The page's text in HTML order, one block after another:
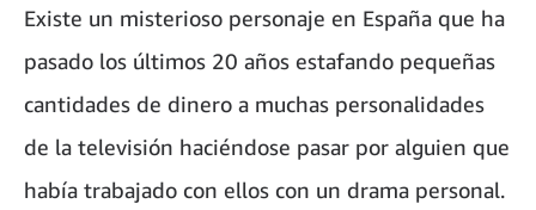
Existe un misterioso personaje en España que ha
pasado los últimos 20 años estafando pequeñas
cantidades de dinero a muchas personalidades
de la televisión haciéndose pasar por alguien que
había trabajado con ellos con un drama personal.